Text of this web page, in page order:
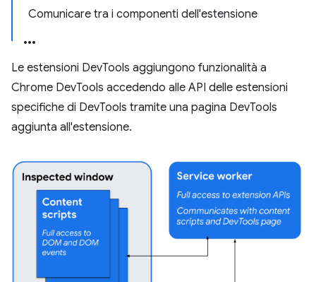
Comunicare tra i componenti dell'estensione
Le estensioni DevTools aggiungono funzionalità a
Chrome DevTools accedendo alle API delle estensioni
specifiche di DevTools tramite una pagina DevTools
aggiunta all'estensione.